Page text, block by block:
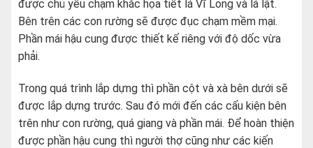
được chủ yếu chạm khắc họa tiết lá Vĩ Long và lá lật.
Bên trên các con rường sẽ được đục chạm mềm mại.
Phần mái hậu cung được thiết kế riêng với độ dốc vừa
phải.
Trong quá trình lắp dựng thì phần cột và xà bên dưới sẽ
được lắp dựng trước. Sau đó mới đến các cấu kiện bên
trên như con rường, quá giang và phần mái. Để hoàn thiện
được phần hậu cung thì người thợ cũng như các kiến